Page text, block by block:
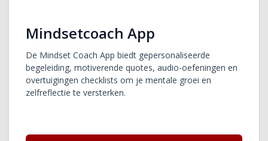
Mindsetcoach App
De Mindset Coach App biedt gepersonaliseerde
begeleiding, motiverende quotes, audio-oefeningen en
overtuigingen checklists om je mentale groei en
zelfreflectie te versterken.